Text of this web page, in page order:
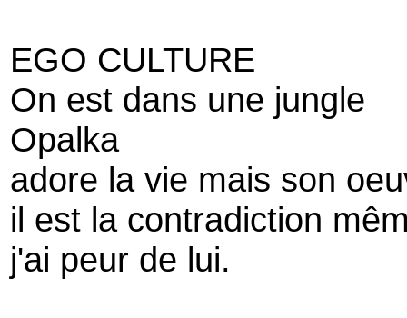
EGO CULTURE
On est dans une jungle
Opalka
adore la vie mais son
il est la contradiction
j'ai peur de lui.